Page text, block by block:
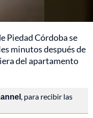
Piedad Córdoba se
minutos después de
del apartamento
, para recibir las